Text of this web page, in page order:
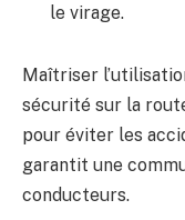
le virage.
Maîtriser
sécurité sur la
pour éviter les
garantit une
conducteurs.